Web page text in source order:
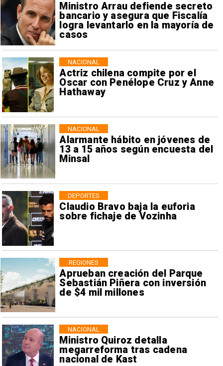
Ministro Arrau defiende secreto
bancario y asegura que Fiscalía
logra levantarlo en la mayoría de
casos
Actriz chilena compite por el
Oscar con Penélope Cruz y Anne
Hathaway
NACIONAL
Alarmante hábito en jóvenes de
13 a 15 años según encuesta del
Minsal
NACIONAL
Claudio Bravo baja la euforia
sobre fichaje de Vozinha
DEPORTES
Aprueban creación del Parque
Sebastián Piñera con inversión
de $4 mil millones
REGIONES
Ministro Quiroz detalla
megarreforma tras cadena
nacional de Kast
NACIONAL